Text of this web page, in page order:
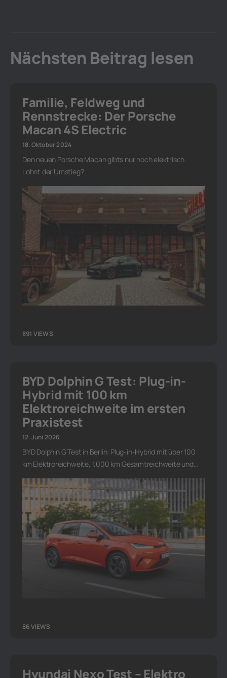
Nächsten Beitrag lesen
Familie, Feldweg und
Rennstrecke: Der Porsche
Macan 4S Electric
18. Oktober 2024
Den neuen Porsche Macan gibts nur noch elektrisch.
Lohnt der Umstieg?
891 VIEWS
BYD Dolphin G Test: Plug-in-
Hybrid mit 100 km
Elektroreichweite im ersten
Praxistest
12. Juni 2026
BYD Dolphin G Test in Berlin: Plug-in-Hybrid mit über 100
km Elektroreichweite, 1.000 km Gesamtreichweite und…
86 VIEWS
Hyundai Nexo Test – Elektro